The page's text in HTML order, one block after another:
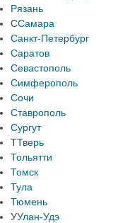
Рязань
ССамара
Санкт-Петербург
Саратов
Севастополь
Симферополь
Сочи
Ставрополь
Сургут
ТТверь
Тольятти
Томск
Тула
Тюмень
УУлан-Удэ